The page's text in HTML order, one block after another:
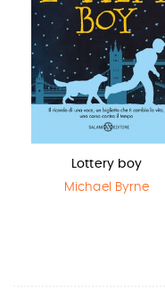
Lottery boy
Michael Byrne